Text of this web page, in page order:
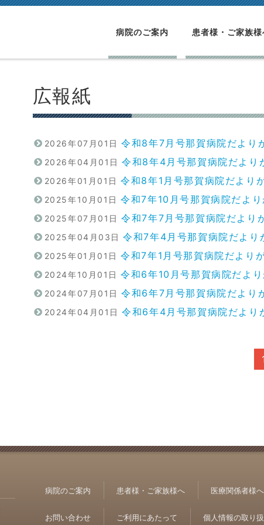
病院のご案内 患者様・ご家族様
広報紙
2026年07月01日 令和8年7月号那賀病院だより
2026年04月01日 令和8年4月号那賀病院だより
2026年01月01日 令和8年1月号那賀病院だより
2025年10月01日 令和7年10月号那賀病院だより
2025年07月01日 令和7年7月号那賀病院だより
2025年04月03日 令和7年4月号那賀病院だより
2025年01月01日 令和7年1月号那賀病院だより
2024年10月01日 令和6年10月号那賀病院だよ
2024年07月01日 令和6年7月号那賀病院だより
2024年04月01日 令和6年4月号那賀病院だより
病院のご案内 患者様・ご家族様へ 医療関係者様へ
お問い合わせ ご利用にあたって 個人情報の取り